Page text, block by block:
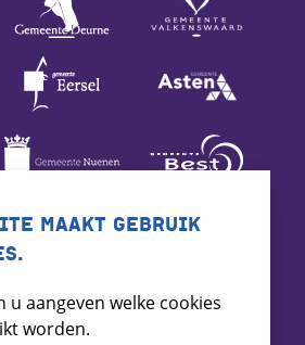
MAAKT GEBRUIK
u aangeven welke cookies
worden.